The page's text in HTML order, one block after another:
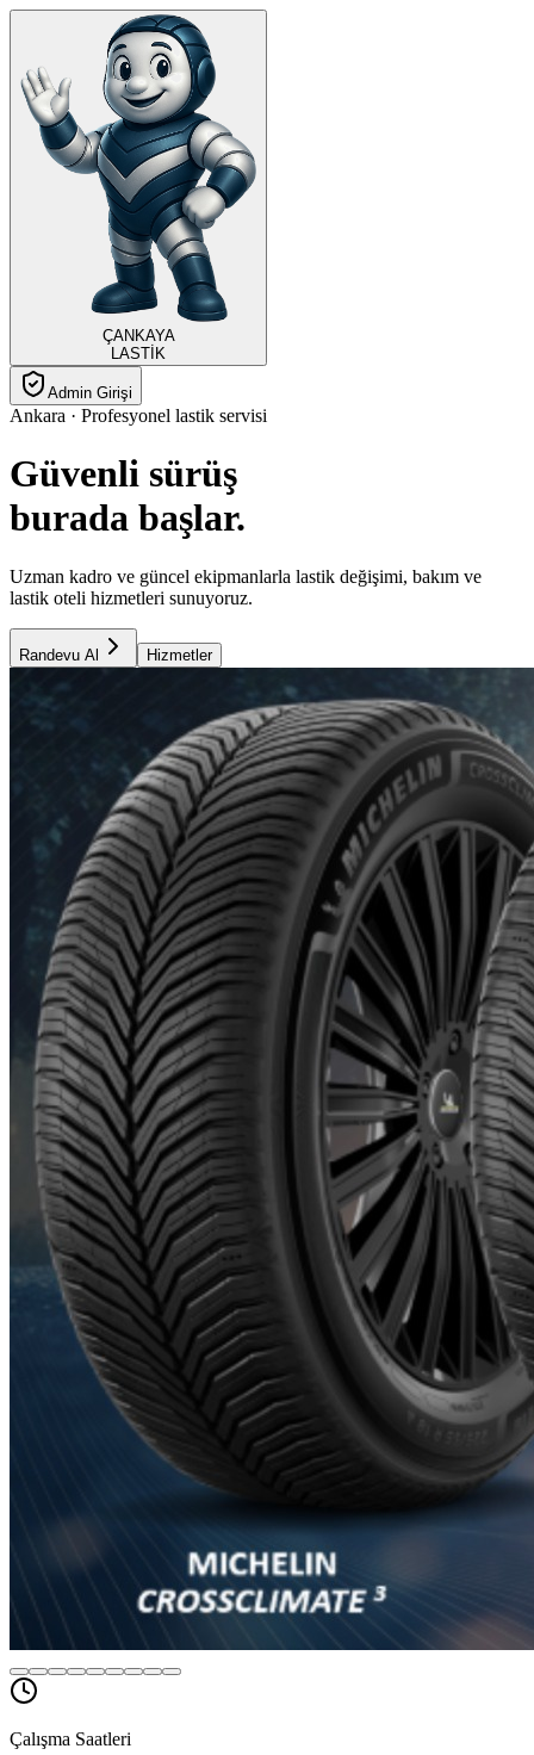
ÇANKAYA
LASTİK
Admin Girişi
Ankara · Profesyonel lastik servisi
Güvenli sürüş
burada başlar.
Uzman kadro ve güncel ekipmanlarla lastik değişimi, bakım ve
lastik oteli hizmetleri sunuyoruz.
Randevu Al Hizmetler
Çalışma Saatleri